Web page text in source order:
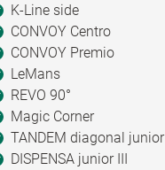
K-Line side
CONVOY Centro
CONVOY Premio
LeMans
REVO 90°
Magic Corner
TANDEM diagonal junior
DISPENSA junior III